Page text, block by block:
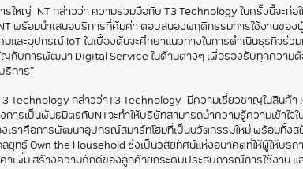
รใหญ่ NTกล่าวว่า ความร่วมมือกับ T3 Technology ในครั้งนี้จะก่
พร้อมนำเสนอบริการที่คุ้มค่า ตอบสนองพฤติกรรมการใช้งานของ
ะอุปกรณ์ IoT ในเบื้องต้นจะศึกษาแนวทางในการดำเนินธุรกิจร่ว
กับการพัฒนา Digital Service ในด้านต่างๆ เพื่อรองรับทุกความ
ใช้บริการ”
Technology กล่าวว่าT3 Technology มีความเชี่ยวชาญในสินค้า
ารเป็นพันธมิตรกับNTจะทำให้บริษัทสามารถนำความรู้ความเข้าใ
เราคือการพัฒนาอุปกรณ์สมาร์ทโฮมที่เป็นนวัตกรรมใหม่ พร้อมทั้ง
ยุทธ์ Own the Household ซึ่งเป็นวิสัยทัศน์แห่งอนาคตที่ให้ผู้ให้บริ
พิ่ม สร้างความภักดีของลูกค้ายกระดับประสบการณ์การใช้งาน แล